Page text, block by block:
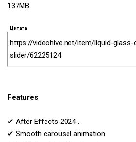
137MB
Цитата
https://videohive.net/item/liquid-glass-
slider/62225124
Features
✔ After Effects 2024 .
✔ Smooth carousel animation